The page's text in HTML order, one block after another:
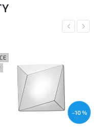
Previous
–10 %
Next